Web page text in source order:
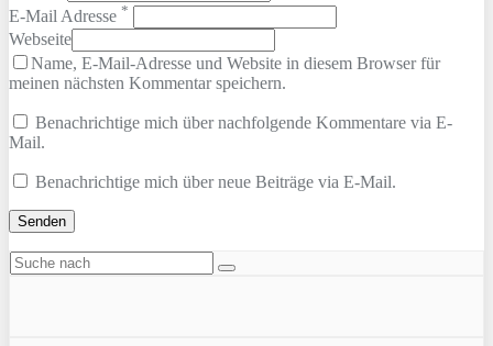
E-Mail Adresse *
Webseite
Name, E-Mail-Adresse und Website in diesem Browser für
meinen nächsten Kommentar speichern.
Benachrichtige mich über nachfolgende Kommentare via E-
Mail.
Benachrichtige mich über neue Beiträge via E-Mail.